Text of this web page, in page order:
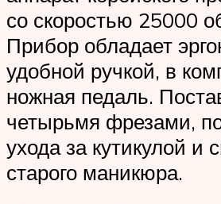
со скоростью 25000
Прибор обладает
удобной ручкой, в
ножная педаль.
четырьмя фрезами,
ухода за кутикулой и
старого маникюра.